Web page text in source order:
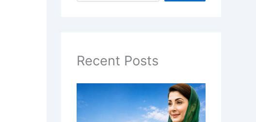
Recent Posts